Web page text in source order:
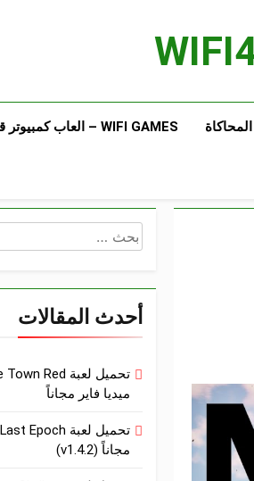
WIFI GAMES​ – العاب كمبيوتر قديمة​
البحث
أحدث المقالات
ميديا فاير مجاناً
مجاناً (v1.4.2)